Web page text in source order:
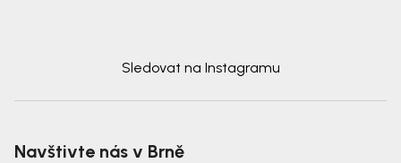
Sledovat na Instagramu
Navštivte nás v Brně